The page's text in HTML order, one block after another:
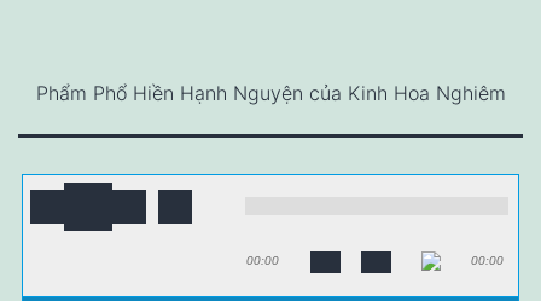
Phẩm Phổ Hiền Hạnh Nguyện của Kinh Hoa Nghiêm
00:00 00:00